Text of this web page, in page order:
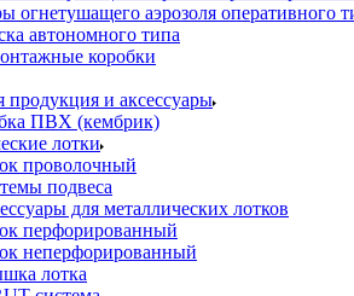
огнетушащего аэрозоля оперативного
автономного типа
коробки
продукция и аксессуары
ПВХ (кембрик)
лотки
проволочный
подвеса
для металлических лотков
перфорированный
неперфорированный
лотка